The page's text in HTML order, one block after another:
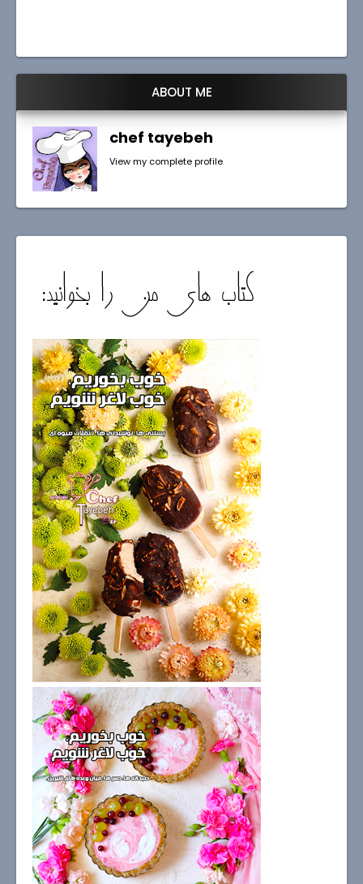
ABOUT ME
chef tayebeh
View my complete profile